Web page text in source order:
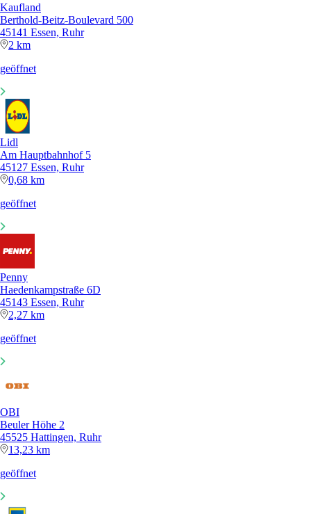
Kaufland
Berthold-Beitz-Boulevard 500
45141 Essen, Ruhr
2 km
geöffnet
Lidl
Am Hauptbahnhof 5
45127 Essen, Ruhr
0,68 km
geöffnet
Penny
Haedenkampstraße 6D
45143 Essen, Ruhr
2,27 km
geöffnet
OBI
Beuler Höhe 2
45525 Hattingen, Ruhr
13,23 km
geöffnet